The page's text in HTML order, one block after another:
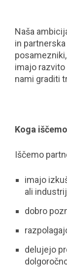
Naša
in
imajo
nami graditi
Koga
Iščemo
imajo
ali
dobro
delujejo